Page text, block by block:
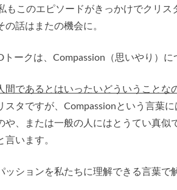
もこのエピソードがきっかけでクリ
の話はまたの機会に。
トークは、Compassion（思いやり）に
間であるとはいったいどういうことな
スタですが、Compassionという言葉
や、または一般の人にはとうてい真似
言います。
ッションを私たちに理解できる言葉で